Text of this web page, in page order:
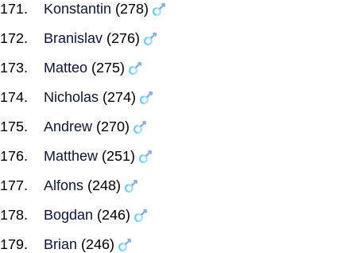
Konstantin (278)
Branislav (276)
Matteo (275)
Nicholas (274)
Andrew (270)
Matthew (251)
Alfons (248)
Bogdan (246)
Brian (246)